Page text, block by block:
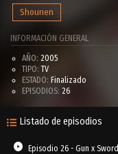
Shounen
INFORMACIÓN GENERAL
AÑO: 2005
TIPO: TV
ESTADO: Finalizado
EPISODIOS: 26
Listado de episodios
Episodio 26 - Gun x Sword